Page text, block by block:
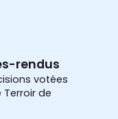
rendus
votées
Terroir de